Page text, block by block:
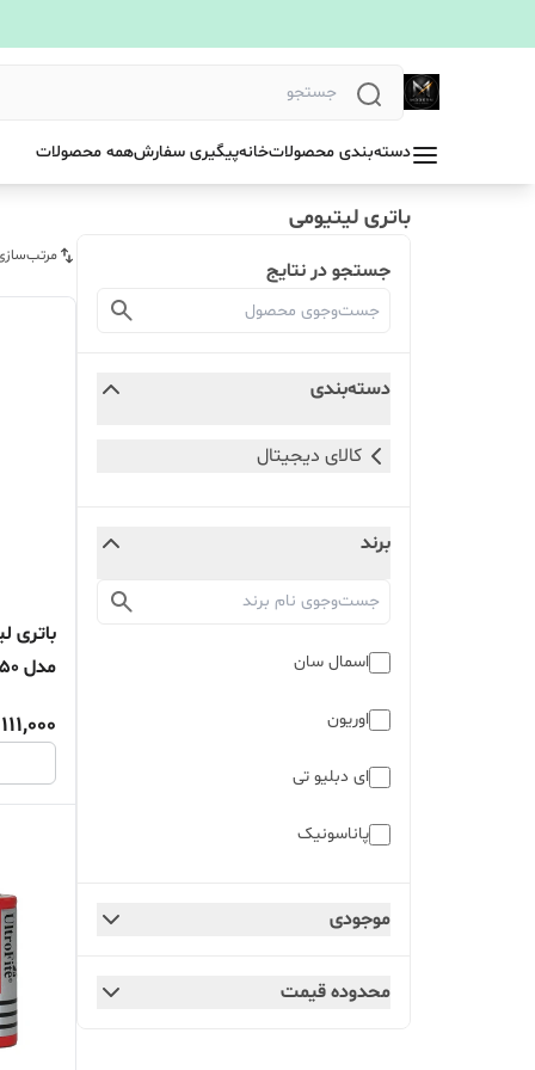
دسته‌بندی محصولاتخانهپیگیری سفارشهمه محصولات
باتری لیتیومی
جستجو در نتایج
دسته‌بندی
کالای دیجیتال
برند
اسمال سان
اوریون
ای دبلیو تی
پاناسونیک
سونی
موجودی
محدوده قیمت
باتری
111,000